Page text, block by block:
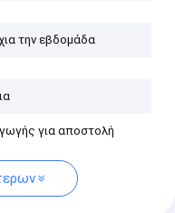
την εβδομάδα
για αποστολή